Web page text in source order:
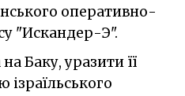
оперативно-
"Искандер-Э".
Баку, уразити її
ізраїльського